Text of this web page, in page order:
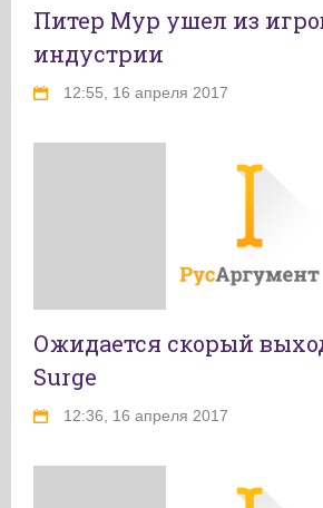
Питер Мур ушел из
индустрии
12:55, 16 апреля 2017
Ожидается скорый
Surge
12:36, 16 апреля 2017